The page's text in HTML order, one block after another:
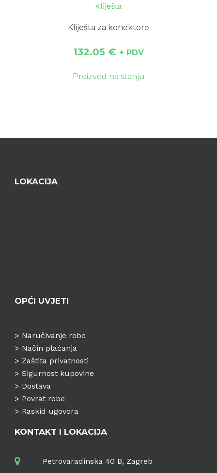
Kliješta
Kliješta za konektore
132.05 € + PDV
Proizvod na stanju
LOKACIJA
OPĆI UVJETI
> Naručivanje robe
> Način plaćanja
> Zaštita privatnosti
> Sigurnost kupovine
> Dostava
> Povrat robe
> Raskid ugovora
KONTAKT I LOKACIJA
Petrovaradinska 40 B, Zagreb